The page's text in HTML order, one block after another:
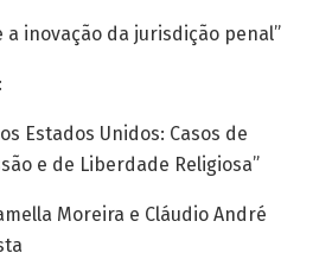
a inovação da jurisdição penal”
Estados Unidos: Casos de
e de Liberdade Religiosa”
Moreira e Cláudio André